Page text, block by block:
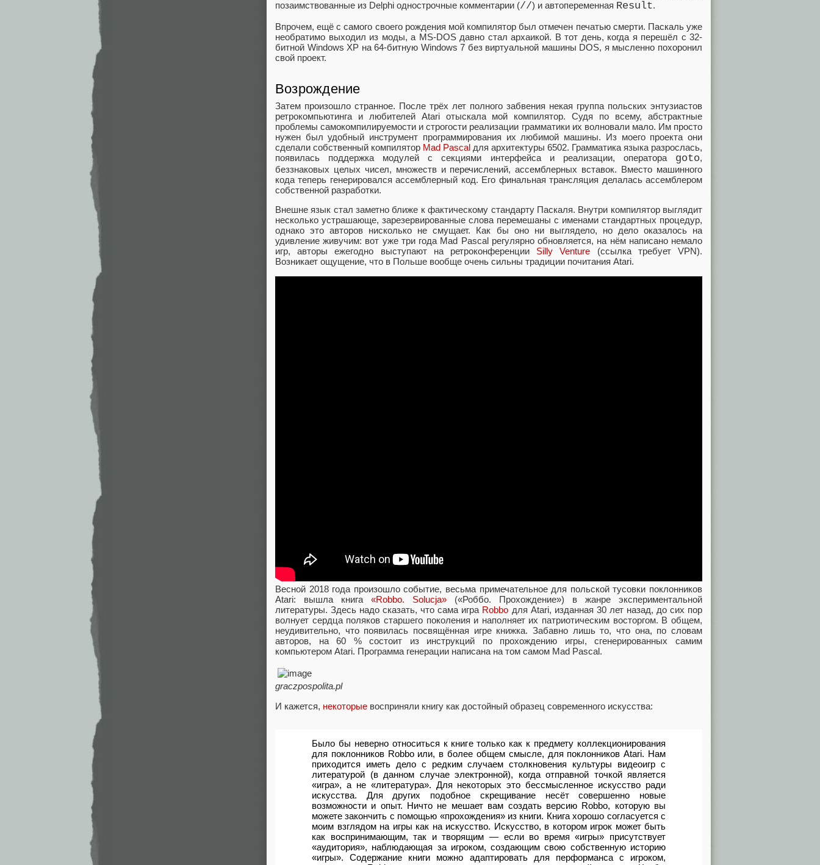
позаимствованные из Delphi однострочные комментарии (//) и автопеременная Result.
Впрочем, ещё с самого своего рождения мой компилятор был отмечен печатью смерти. Паскаль уже
необратимо выходил из моды, а MS-DOS давно стал архаикой. В тот день, когда я перешёл с 32-
битной Windows XP на 64-битную Windows 7 без виртуальной машины DOS, я мысленно похоронил
свой проект.
Возрождение
Затем произошло странное. После трёх лет полного забвения некая группа польских энтузиастов
ретрокомпьютинга и любителей Atari отыскала мой компилятор. Судя по всему, абстрактные
проблемы самокомпилируемости и строгости реализации грамматики их волновали мало. Им просто
нужен был удобный инструмент программирования их любимой машины. Из моего проекта они
сделали собственный компилятор Mad Pascal для архитектуры 6502. Грамматика языка разрослась,
появилась поддержка модулей с секциями интерфейса и реализации, оператора goto,
беззнаковых целых чисел, множеств и перечислений, ассемблерных вставок. Вместо машинного
кода теперь генерировался ассемблерный код. Его финальная трансляция делалась ассемблером
собственной разработки.
Внешне язык стал заметно ближе к фактическому стандарту Паскаля. Внутри компилятор выглядит
несколько устрашающе, зарезервированные слова перемешаны с именами стандартных процедур,
однако это авторов нисколько не смущает. Как бы оно ни выглядело, но дело оказалось на
удивление живучим: вот уже три года Mad Pascal регулярно обновляется, на нём написано немало
игр, авторы ежегодно выступают на ретроконференции Silly Venture (ссылка требует VPN).
Возникает ощущение, что в Польше вообще очень сильны традиции почитания Atari.
Весной 2018 года произошло событие, весьма примечательное для польской тусовки поклонников
Atari: вышла книга «Robbo. Solucja» («Роббо. Прохождение») в жанре экспериментальной
литературы. Здесь надо сказать, что сама игра Robbo для Atari, изданная 30 лет назад, до сих пор
волнует сердца поляков старшего поколения и наполняет их патриотическим восторгом. В общем,
неудивительно, что появилась посвящённая игре книжка. Забавно лишь то, что она, по словам
авторов, на 60 % состоит из инструкций по прохождению игры, сгенерированных самим
компьютером Atari. Программа генерации написана на том самом Mad Pascal.
graczpospolita.pl
И кажется, некоторые восприняли книгу как достойный образец современного искусства:
Было бы неверно относиться к книге только как к предмету коллекционирования
для поклонников Robbo или, в более общем смысле, для поклонников Atari. Нам
приходится иметь дело с редким случаем столкновения культуры видеоигр с
литературой (в данном случае электронной), когда отправной точкой является
«игра», а не «литература». Для некоторых это бессмысленное искусство ради
искусства. Для других подобное скрещивание несёт совершенно новые
возможности и опыт. Ничто не мешает вам создать версию Robbo, которую вы
можете закончить с помощью «прохождения» из книги. Книга хорошо согласуется с
моим взглядом на игры как на искусство. Искусство, в котором игрок может быть
как воспринимающим, так и творящим — если во время «игры» присутствует
«аудитория», наблюдающая за игроком, создающим свою собственную историю
«игры». Содержание книги можно адаптировать для перформанса с игроком,